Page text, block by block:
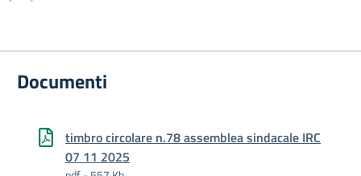
Documenti
timbro circolare n.78 assemblea sindacale IRC
07 11 2025